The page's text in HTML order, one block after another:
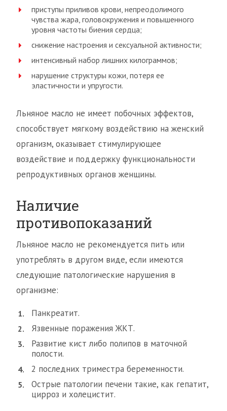
приступы приливов крови, непреодолимого
чувства жара, головокружения и повышенного
уровня частоты биения сердца;
снижение настроения и сексуальной активности;
интенсивный набор лишних килограммов;
нарушение структуры кожи, потеря ее
эластичности и упругости.
Льняное масло не имеет побочных эффектов,
способствует мягкому воздействию на женский
организм, оказывает стимулирующее
воздействие и поддержку функциональности
репродуктивных органов женщины.
Наличие
противопоказаний
Льняное масло не рекомендуется пить или
употреблять в другом виде, если имеются
следующие патологические нарушения в
организме:
Панкреатит.
Язвенные поражения ЖКТ.
Развитие кист либо полипов в маточной
полости.
2 последних триместра беременности.
Острые патологии печени такие, как гепатит,
цирроз и холецистит.